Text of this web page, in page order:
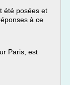
été posées et
à ce
Paris, est